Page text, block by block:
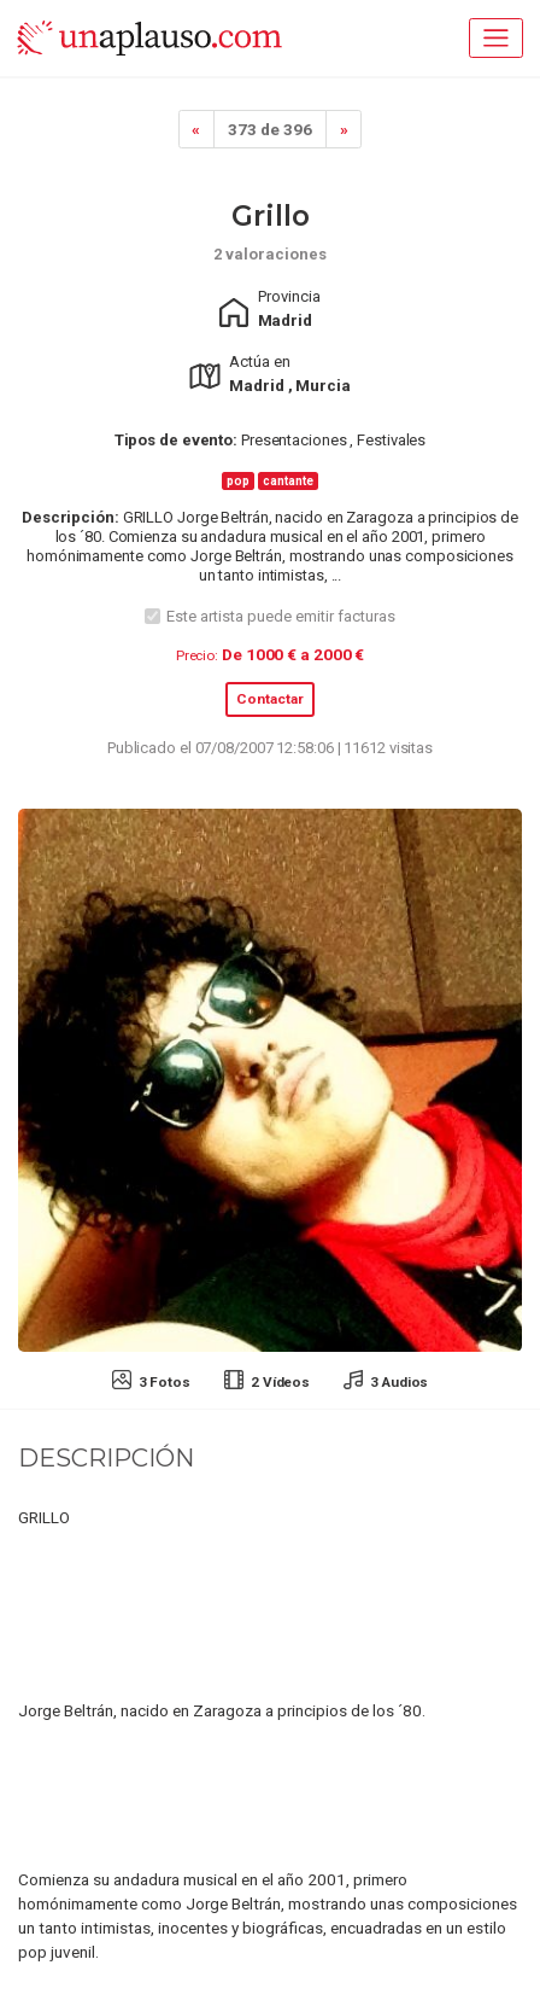
« 373 de 396 »
3 Fotos 2 Vídeos 3 Audios
Grillo
2 valoraciones
Provincia
Madrid
Actúa en
Madrid , Murcia
Tipos de evento: Presentaciones , Festivales
pop cantante
Descripción: GRILLO Jorge Beltrán, nacido en Zaragoza a principios de
los ´80. Comienza su andadura musical en el año 2001, primero
homónimamente como Jorge Beltrán, mostrando unas composiciones
un tanto intimistas, ...
Este artista puede emitir facturas
Precio: De 1000 € a 2000 €
Contactar
Publicado el 07/08/2007 12:58:06 | 11612 visitas
DESCRIPCIÓN
GRILLO
Jorge Beltrán, nacido en Zaragoza a principios de los ´80.
Comienza su andadura musical en el año 2001, primero
homónimamente como Jorge Beltrán, mostrando unas composiciones
un tanto intimistas, inocentes y biográficas, encuadradas en un estilo
pop juvenil.